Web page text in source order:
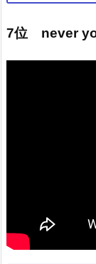
7位 never